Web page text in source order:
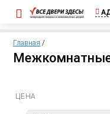
Главная /
ЦЕНА